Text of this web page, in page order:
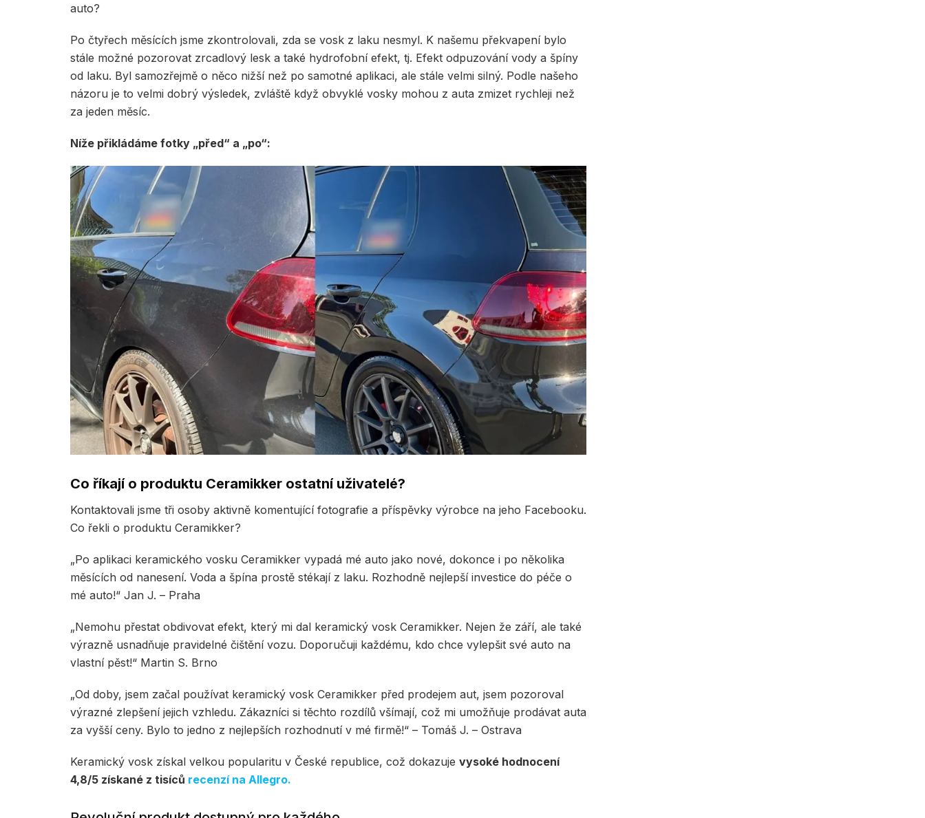
auto?
Po čtyřech měsících jsme zkontrolovali, zda se vosk z laku nesmyl. K našemu překvapení bylo
stále možné pozorovat zrcadlový lesk a také hydrofobní efekt, tj. Efekt odpuzování vody a špíny
od laku. Byl samozřejmě o něco nižší než po samotné aplikaci, ale stále velmi silný. Podle našeho
názoru je to velmi dobrý výsledek, zvláště když obvyklé vosky mohou z auta zmizet rychleji než
za jeden měsíc.
Níže přikládáme fotky „před“ a „po“:
Co říkají o produktu Ceramikker ostatní uživatelé?
Kontaktovali jsme tři osoby aktivně komentující fotografie a příspěvky výrobce na jeho Facebooku.
Co řekli o produktu Ceramikker?
„Po aplikaci keramického vosku Ceramikker vypadá mé auto jako nové, dokonce i po několika
měsících od nanesení. Voda a špína prostě stékají z laku. Rozhodně nejlepší investice do péče o
mé auto!“ Jan J. – Praha
„Nemohu přestat obdivovat efekt, který mi dal keramický vosk Ceramikker. Nejen že září, ale také
výrazně usnadňuje pravidelné čištění vozu. Doporučuji každému, kdo chce vylepšit své auto na
vlastní pěst!“ Martin S. Brno
„Od doby, jsem začal používat keramický vosk Ceramikker před prodejem aut, jsem pozoroval
výrazné zlepšení jejich vzhledu. Zákazníci si těchto rozdílů všímají, což mi umožňuje prodávat auta
za vyšší ceny. Bylo to jedno z nejlepších rozhodnutí v mé firmě!“ – Tomáš J. – Ostrava
Keramický vosk získal velkou popularitu v České republice, což dokazuje vysoké hodnocení
4,8/5 získané z tisíců recenzí na Allegro.